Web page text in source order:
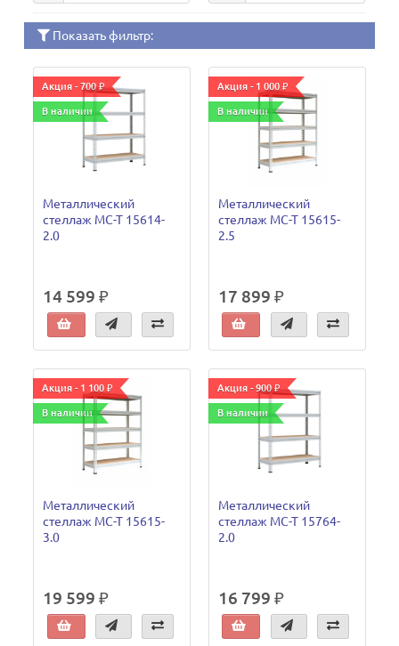
Показать фильтр:
Акция - 700 ₽
В наличии
Металлический
стеллаж МС-Т 15614-
2.0
14 599 ₽
Акция - 1 000 ₽
В наличии
Металлический
стеллаж МС-Т 15615-
2.5
17 899 ₽
Акция - 1 100 ₽
В наличии
Металлический
стеллаж МС-Т 15615-
3.0
19 599 ₽
Акция - 900 ₽
В наличии
Металлический
стеллаж МС-Т 15764-
2.0
16 799 ₽